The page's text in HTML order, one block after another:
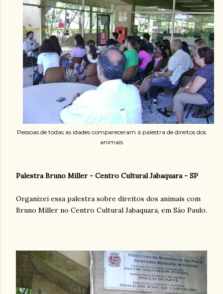
Pessoas de todas as idades compareceram à palestra de direitos dos
animais
Palestra Bruno Miller - Centro Cultural Jabaquara - SP
Organizei essa palestra sobre direitos dos animais com
Bruno Miller no Centro Cultural Jabaquara, em São Paulo.